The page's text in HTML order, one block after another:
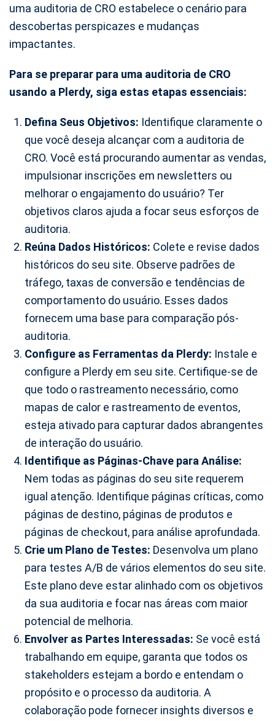
uma auditoria de CRO estabelece o cenário para
descobertas perspicazes e mudanças
impactantes.
Para se preparar para uma auditoria de CRO
usando a Plerdy, siga estas etapas essenciais:
Defina Seus Objetivos: Identifique claramente o
que você deseja alcançar com a auditoria de
CRO. Você está procurando aumentar as vendas,
impulsionar inscrições em newsletters ou
melhorar o engajamento do usuário? Ter
objetivos claros ajuda a focar seus esforços de
auditoria.
Reúna Dados Históricos: Colete e revise dados
históricos do seu site. Observe padrões de
tráfego, taxas de conversão e tendências de
comportamento do usuário. Esses dados
fornecem uma base para comparação pós-
auditoria.
Configure as Ferramentas da Plerdy: Instale e
configure a Plerdy em seu site. Certifique-se de
que todo o rastreamento necessário, como
mapas de calor e rastreamento de eventos,
esteja ativado para capturar dados abrangentes
de interação do usuário.
Identifique as Páginas-Chave para Análise:
Nem todas as páginas do seu site requerem
igual atenção. Identifique páginas críticas, como
páginas de destino, páginas de produtos e
páginas de checkout, para análise aprofundada.
Crie um Plano de Testes: Desenvolva um plano
para testes A/B de vários elementos do seu site.
Este plano deve estar alinhado com os objetivos
da sua auditoria e focar nas áreas com maior
potencial de melhoria.
Envolver as Partes Interessadas: Se você está
trabalhando em equipe, garanta que todos os
stakeholders estejam a bordo e entendam o
propósito e o processo da auditoria. A
colaboração pode fornecer insights diversos e